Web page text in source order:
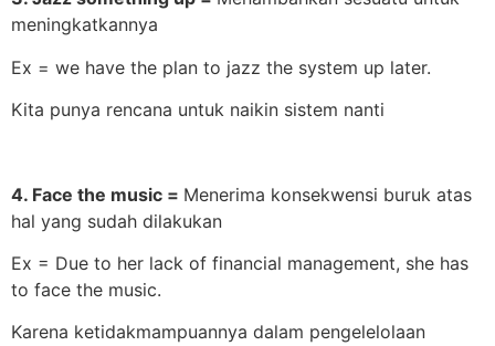
meningkatkannya
Ex = we have the plan to jazz the system up later.
Kita punya rencana untuk naikin sistem nanti
4. Face the music = Menerima konsekwensi buruk atas
hal yang sudah dilakukan
Ex = Due to her lack of financial management, she has
to face the music.
Karena ketidakmampuannya dalam pengelelolaan